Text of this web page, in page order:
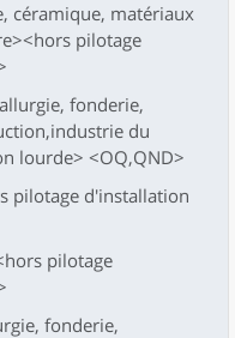
céramique, matériaux
pilotage
fonderie,
du
lourde> <OQ,QND>
pilotage d'installation
pilotage
fonderie,